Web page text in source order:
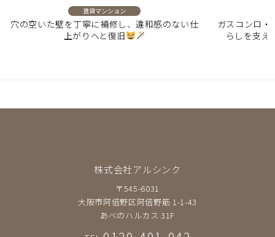
賃貸マンション
穴の空いた壁を丁寧に補修し、違和感のない仕
上がりへと復旧
ガスコンロ・
らしを支え
株式会社アルシンク
〒545-6031
大阪市阿倍野区阿倍野筋 1-1-43
あべのハルカス 31F